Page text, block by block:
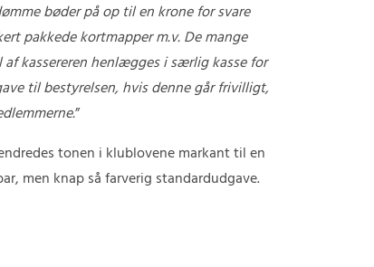
bøder på op til en krone for svare
pakkede kortmapper m.v. De mange
kassereren henlægges i særlig kasse for
til bestyrelsen, hvis denne går frivilligt,
”
tonen i klublovene markant til en
men knap så farverig standardudgave.